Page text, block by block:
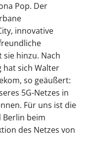
Pop. Der
innovative
hinzu. Nach
hat sich Walter
so geäußert:
5G-Netzes in
Für uns ist die
beim
des Netzes von